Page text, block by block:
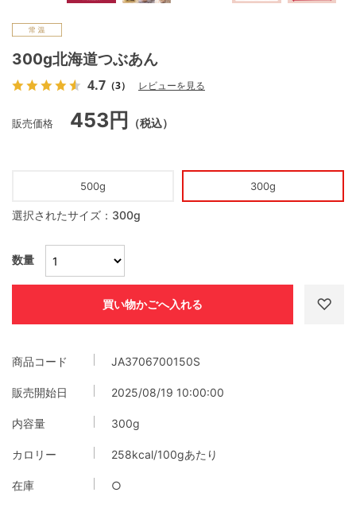
300g北海道つぶあん
4.7 （3） レビューを見る
販売価格 453円 （税込）
数量
商品コード JA3706700150S
販売開始日 2025/08/19 10:00:00
内容量 300g
カロリー 258kcal/100gあたり
在庫 ○
500g 300g
選択されたサイズ：300g